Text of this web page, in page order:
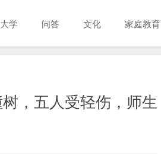
大学 问答 文化 家庭教育
，五人受轻伤，师生